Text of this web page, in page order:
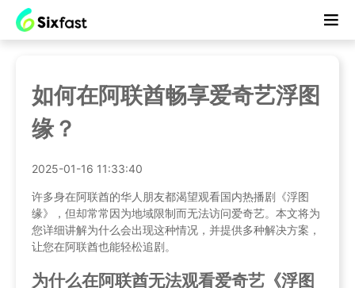
如何在阿联酋畅享爱奇艺浮图
缘？
2025-01-16 11:33:40
许多身在阿联酋的华人朋友都渴望观看国内热播剧《浮图
缘》，但却常常因为地域限制而无法访问爱奇艺。本文将为
您详细讲解为什么会出现这种情况，并提供多种解决方案，
让您在阿联酋也能轻松追剧。
为什么在阿联酋无法观看爱奇艺《浮图